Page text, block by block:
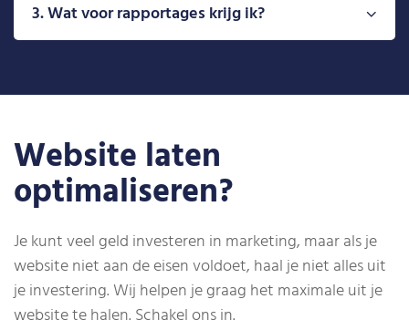
3. Wat voor rapportages krijg ik?
Website laten
optimaliseren?
Je kunt veel geld investeren in marketing, maar als je
website niet aan de eisen voldoet, haal je niet alles uit
je investering. Wij helpen je graag het maximale uit je
website te halen. Schakel ons in.